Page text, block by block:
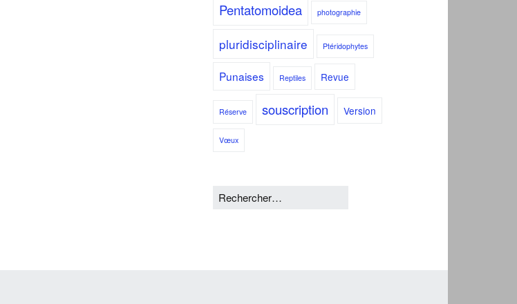
Pentatomoidea photographie
pluridisciplinaire Ptéridophytes
Punaises Reptiles Revue
Réserve souscription Version
Vœux